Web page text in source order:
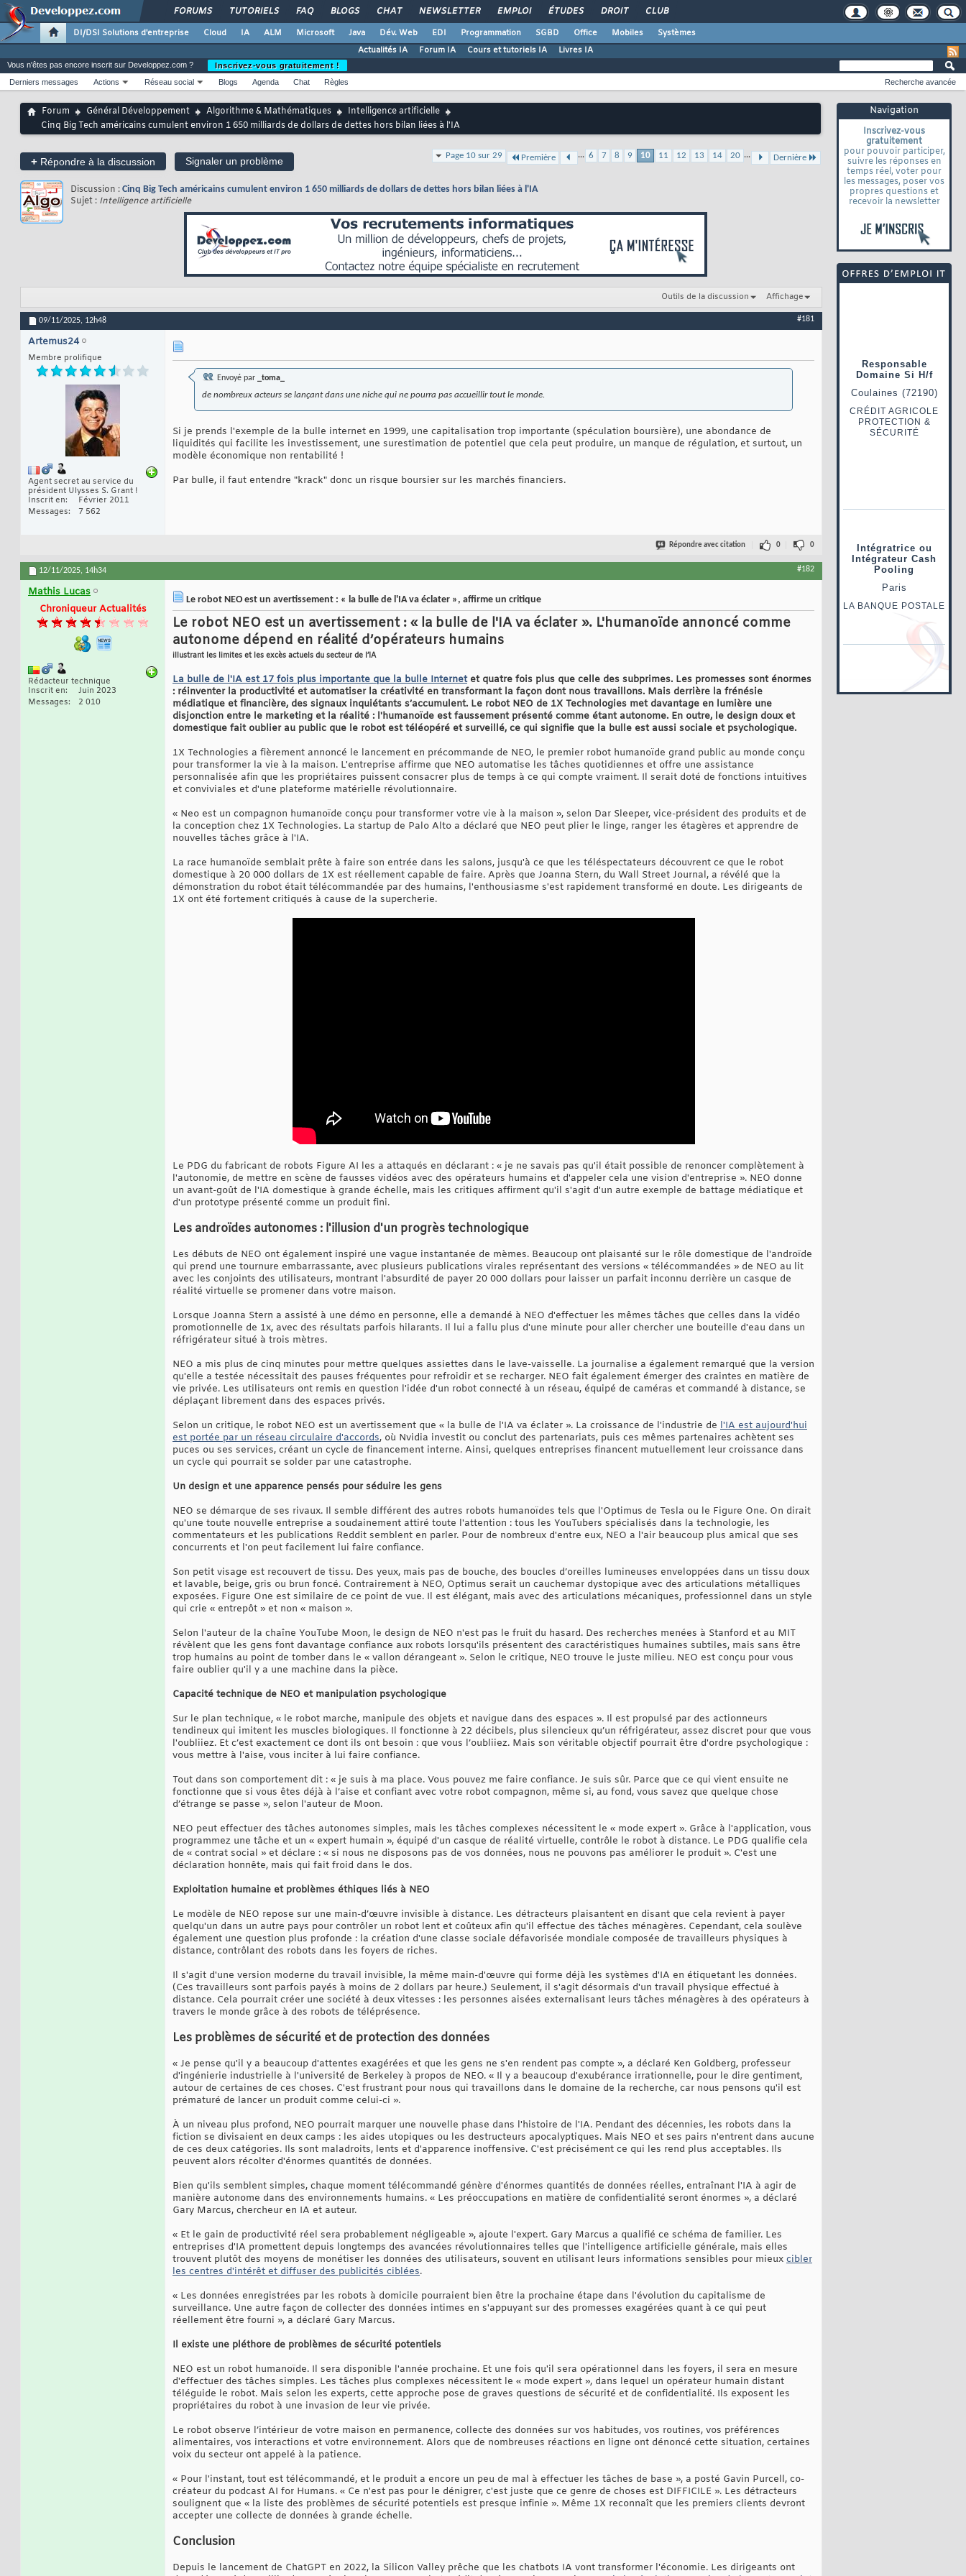
FORUMS TUTORIELS FAQ BLOGS CHAT NEWSLETTER EMPLOI ÉTUDES DROIT CLUB
DI/DSI Solutions d'entreprise Cloud IA ALM Microsoft Java Dév. Web EDI Programmation SGBD Office Mobiles
Systèmes
Actualités IA
Forum IA Cours et tutoriels IA Livres IA
Navigation
Inscrivez-vous
gratuitement
pour pouvoir participer,
suivre les réponses en
temps réel, voter pour
les messages, poser vos
propres questions et
recevoir la newsletter
Vous n'êtes pas encore inscrit sur Developpez.com ?
Inscrivez-vous gratuitement !
Derniers messages
Actions Réseau social Blogs Agenda Chat Règles Recherche avancée
Forum Général Développement Algorithme & Mathématiques
Intelligence artificielle
Cinq Big Tech américains cumulent environ 1 650 milliards de dollars de dettes hors bilan liées à l'IA
+ Répondre à la discussion Signaler un problème Page 10 sur 29 Première ... 6 7 8 9 10 11 12 13 14 20 ... Dernière
Discussion : Cinq Big Tech américains cumulent environ 1 650 milliards de dollars de dettes hors bilan liées à l'IA
Sujet : Intelligence artificielle
Outils de la discussion Affichage
09/11/2025, 12h48 #181
Artemus24
Membre prolifique
Agent secret au service du
président Ulysses S. Grant !
Inscrit en
Février 2011
Messages
7 562
Envoyé par _toma_
de nombreux acteurs se lançant dans une niche qui ne pourra pas accueillir tout le monde.
Si je prends l'exemple de la bulle internet en 1999, une capitalisation trop importante (spéculation boursière), une abondance de
liquidités qui facilite les investissement, une surestimation de potentiel que cela peut produire, un manque de régulation, et surtout, un
modèle économique non rentabilité !
Par bulle, il faut entendre "krack" donc un risque boursier sur les marchés financiers.
Répondre avec citation 0 0
12/11/2025, 14h34 #182
Mathis Lucas
Chroniqueur Actualités
Rédacteur technique
Inscrit en
Juin 2023
Messages
2 010
Le robot NEO est un avertissement : « la bulle de l'IA va éclater », affirme un critique
Le robot NEO est un avertissement : « la bulle de l'IA va éclater ». L'humanoïde annoncé comme
autonome dépend en réalité d’opérateurs humains
illustrant les limites et les excès actuels du secteur de l’IA
La bulle de l'IA est 17 fois plus importante que la bulle Internetet quatre fois plus que celle des subprimes. Les promesses sont énormes
: réinventer la productivité et automatiser la créativité en transformant la façon dont nous travaillons. Mais derrière la frénésie
médiatique et financière, des signaux inquiétants s’accumulent. Le robot NEO de 1X Technologies met davantage en lumière une
disjonction entre le marketing et la réalité : l'humanoïde est faussement présenté comme étant autonome. En outre, le design doux et
domestique fait oublier au public que le robot est téléopéré et surveillé, ce qui signifie que la bulle est aussi sociale et psychologique.
1X Technologies a fièrement annoncé le lancement en précommande de NEO, le premier robot humanoïde grand public au monde conçu
pour transformer la vie à la maison. L'entreprise affirme que NEO automatise les tâches quotidiennes et offre une assistance
personnalisée afin que les propriétaires puissent consacrer plus de temps à ce qui compte vraiment. Il serait doté de fonctions intuitives
et conviviales et d'une plateforme matérielle révolutionnaire.
« Neo est un compagnon humanoïde conçu pour transformer votre vie à la maison », selon Dar Sleeper, vice-président des produits et de
la conception chez 1X Technologies. La startup de Palo Alto a déclaré que NEO peut plier le linge, ranger les étagères et apprendre de
nouvelles tâches grâce à l'IA.
La race humanoïde semblait prête à faire son entrée dans les salons, jusqu'à ce que les téléspectateurs découvrent ce que le robot
domestique à 20 000 dollars de 1X est réellement capable de faire. Après que Joanna Stern, du Wall Street Journal, a révélé que la
démonstration du robot était télécommandée par des humains, l'enthousiasme s'est rapidement transformé en doute. Les dirigeants de
1X ont été fortement critiqués à cause de la supercherie.
Le PDG du fabricant de robots Figure AI les a attaqués en déclarant : « je ne savais pas qu'il était possible de renoncer complètement à
l'autonomie, de mettre en scène de fausses vidéos avec des opérateurs humains et d'appeler cela une vision d'entreprise ». NEO donne
un avant-goût de l'IA domestique à grande échelle, mais les critiques affirment qu'il s'agit d'un autre exemple de battage médiatique et
d'un prototype présenté comme un produit fini.
Les androïdes autonomes : l'illusion d'un progrès technologique
Les débuts de NEO ont également inspiré une vague instantanée de mèmes. Beaucoup ont plaisanté sur le rôle domestique de l'androïde
qui prend une tournure embarrassante, avec plusieurs publications virales représentant des versions « télécommandées » de NEO au lit
avec les conjoints des utilisateurs, montrant l'absurdité de payer 20 000 dollars pour laisser un parfait inconnu derrière un casque de
réalité virtuelle se promener dans votre maison.
Lorsque Joanna Stern a assisté à une démo en personne, elle a demandé à NEO d'effectuer les mêmes tâches que celles dans la vidéo
promotionnelle de 1x, avec des résultats parfois hilarants. Il lui a fallu plus d'une minute pour aller chercher une bouteille d'eau dans un
réfrigérateur situé à trois mètres.
NEO a mis plus de cinq minutes pour mettre quelques assiettes dans le lave-vaisselle. La journalise a également remarqué que la version
qu'elle a testée nécessitait des pauses fréquentes pour refroidir et se recharger. NEO fait également émerger des craintes en matière de
vie privée. Les utilisateurs ont remis en question l'idée d'un robot connecté à un réseau, équipé de caméras et commandé à distance, se
déplaçant librement dans des espaces privés.
Selon un critique, le robot NEO est un avertissement que « la bulle de l'IA va éclater ». La croissance de l'industrie de l'IA est aujourd'hui
est portée par un réseau circulaire d'accords, où Nvidia investit ou conclut des partenariats, puis ces mêmes partenaires achètent ses
puces ou ses services, créant un cycle de financement interne. Ainsi, quelques entreprises financent mutuellement leur croissance dans
un cycle qui pourrait se solder par une catastrophe.
Un design et une apparence pensés pour séduire les gens
NEO se démarque de ses rivaux. Il semble différent des autres robots humanoïdes tels que l'Optimus de Tesla ou le Figure One. On dirait
qu'une toute nouvelle entreprise a soudainement attiré toute l'attention : tous les YouTubers spécialisés dans la technologie, les
commentateurs et les publications Reddit semblent en parler. Pour de nombreux d'entre eux, NEO a l'air beaucoup plus amical que ses
concurrents et l'on peut facilement lui faire confiance.
Son petit visage est recouvert de tissu. Des yeux, mais pas de bouche, des boucles d’oreilles lumineuses enveloppées dans un tissu doux
et lavable, beige, gris ou brun foncé. Contrairement à NEO, Optimus serait un cauchemar dystopique avec des articulations métalliques
exposées. Figure One est similaire de ce point de vue. Il est élégant, mais avec des articulations mécaniques, professionnel dans un style
qui crie « entrepôt » et non « maison ».
Selon l'auteur de la chaîne YouTube Moon, le design de NEO n'est pas le fruit du hasard. Des recherches menées à Stanford et au MIT
révèlent que les gens font davantage confiance aux robots lorsqu'ils présentent des caractéristiques humaines subtiles, mais sans être
trop humains au point de tomber dans le « vallon dérangeant ». Selon le critique, NEO trouve le juste milieu. NEO est conçu pour vous
faire oublier qu'il y a une machine dans la pièce.
Capacité technique de NEO et manipulation psychologique
Sur le plan technique, « le robot marche, manipule des objets et navigue dans des espaces ». Il est propulsé par des actionneurs
tendineux qui imitent les muscles biologiques. Il fonctionne à 22 décibels, plus silencieux qu’un réfrigérateur, assez discret pour que vous
l'oubliiez. Et c’est exactement ce dont ils ont besoin : que vous l’oubliiez. Mais son véritable objectif pourrait être d'ordre psychologique :
vous mettre à l'aise, vous inciter à lui faire confiance.
Tout dans son comportement dit : « je suis à ma place. Vous pouvez me faire confiance. Je suis sûr. Parce que ce qui vient ensuite ne
fonctionne que si vous êtes déjà à l’aise et confiant avec votre robot compagnon, même si, au fond, vous savez que quelque chose
d’étrange se passe », selon l'auteur de Moon.
NEO peut effectuer des tâches autonomes simples, mais les tâches complexes nécessitent le « mode expert ». Grâce à l'application, vous
programmez une tâche et un « expert humain », équipé d'un casque de réalité virtuelle, contrôle le robot à distance. Le PDG qualifie cela
de « contrat social » et déclare : « si nous ne disposons pas de vos données, nous ne pouvons pas améliorer le produit ». C'est une
déclaration honnête, mais qui fait froid dans le dos.
Exploitation humaine et problèmes éthiques liés à NEO
Le modèle de NEO repose sur une main-d’œuvre invisible à distance. Les détracteurs plaisantent en disant que cela revient à payer
quelqu'un dans un autre pays pour contrôler un robot lent et coûteux afin qu'il effectue des tâches ménagères. Cependant, cela soulève
également une question plus profonde : la création d'une classe sociale défavorisée mondiale composée de travailleurs physiques à
distance, contrôlant des robots dans les foyers de riches.
Il s'agit d'une version moderne du travail invisible, la même main-d'œuvre qui forme déjà les systèmes d'IA en étiquetant les données.
(Ces travailleurs sont parfois payés à moins de 2 dollars par heure.) Seulement, il s'agit désormais d'un travail physique effectué à
distance. Cela pourrait créer une société à deux vitesses : les personnes aisées externalisant leurs tâches ménagères à des opérateurs à
travers le monde grâce à des robots de téléprésence.
Les problèmes de sécurité et de protection des données
« Je pense qu'il y a beaucoup d'attentes exagérées et que les gens ne s'en rendent pas compte », a déclaré Ken Goldberg, professeur
d'ingénierie industrielle à l'université de Berkeley à propos de NEO. « Il y a beaucoup d'exubérance irrationnelle, pour le dire gentiment,
autour de certaines de ces choses. C'est frustrant pour nous qui travaillons dans le domaine de la recherche, car nous pensons qu'il est
prématuré de lancer un produit comme celui-ci ».
À un niveau plus profond, NEO pourrait marquer une nouvelle phase dans l'histoire de l'IA. Pendant des décennies, les robots dans la
fiction se divisaient en deux camps : les aides utopiques ou les destructeurs apocalyptiques. Mais NEO et ses pairs n'entrent dans aucune
de ces deux catégories. Ils sont maladroits, lents et d'apparence inoffensive. C'est précisément ce qui les rend plus acceptables. Ils
peuvent alors récolter d'énormes quantités de données.
Bien qu'ils semblent simples, chaque moment télécommandé génère d'énormes quantités de données réelles, entraînant l'IA à agir de
manière autonome dans des environnements humains. « Les préoccupations en matière de confidentialité seront énormes », a déclaré
Gary Marcus, chercheur en IA et auteur.
« Et le gain de productivité réel sera probablement négligeable », ajoute l'expert. Gary Marcus a qualifié ce schéma de familier. Les
entreprises d'IA promettent depuis longtemps des avancées révolutionnaires telles que l'intelligence artificielle générale, mais elles
trouvent plutôt des moyens de monétiser les données des utilisateurs, souvent en utilisant leurs informations sensibles pour mieux cibler
les centres d'intérêt et diffuser des publicités ciblées.
« Les données enregistrées par les robots à domicile pourraient bien être la prochaine étape dans l'évolution du capitalisme de
surveillance. Une autre façon de collecter des données intimes en s'appuyant sur des promesses exagérées quant à ce qui peut
réellement être fourni », a déclaré Gary Marcus.
Il existe une pléthore de problèmes de sécurité potentiels
NEO est un robot humanoïde. Il sera disponible l'année prochaine. Et une fois qu'il sera opérationnel dans les foyers, il sera en mesure
d'effectuer des tâches simples. Les tâches plus complexes nécessitent le « mode expert », dans lequel un opérateur humain distant
téléguide le robot. Mais selon les experts, cette approche pose de graves questions de sécurité et de confidentialité. Ils exposent les
propriétaires du robot à une invasion de leur vie privée.
Le robot observe l’intérieur de votre maison en permanence, collecte des données sur vos habitudes, vos routines, vos préférences
alimentaires, vos interactions et votre environnement. Alors que de nombreuses réactions en ligne ont dénoncé cette situation, certaines
voix du secteur ont appelé à la patience.
« Pour l'instant, tout est télécommandé, et le produit a encore un peu de mal à effectuer les tâches de base », a posté Gavin Purcell, co-
créateur du podcast AI for Humans. « Ce n'est pas pour le dénigrer, c'est juste que ce genre de choses est DIFFICILE ». Les détracteurs
soulignent que « la liste des problèmes de sécurité potentiels est presque infinie ». Même 1X reconnaît que les premiers clients devront
accepter une collecte de données à grande échelle.
Conclusion
Depuis le lancement de ChatGPT en 2022, la Silicon Valley prêche que les chatbots IA vont transformer l'économie. Les dirigeants ont